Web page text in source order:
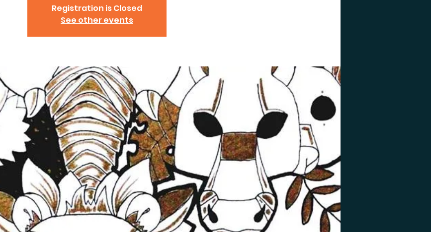
Registration is Closed
See other events